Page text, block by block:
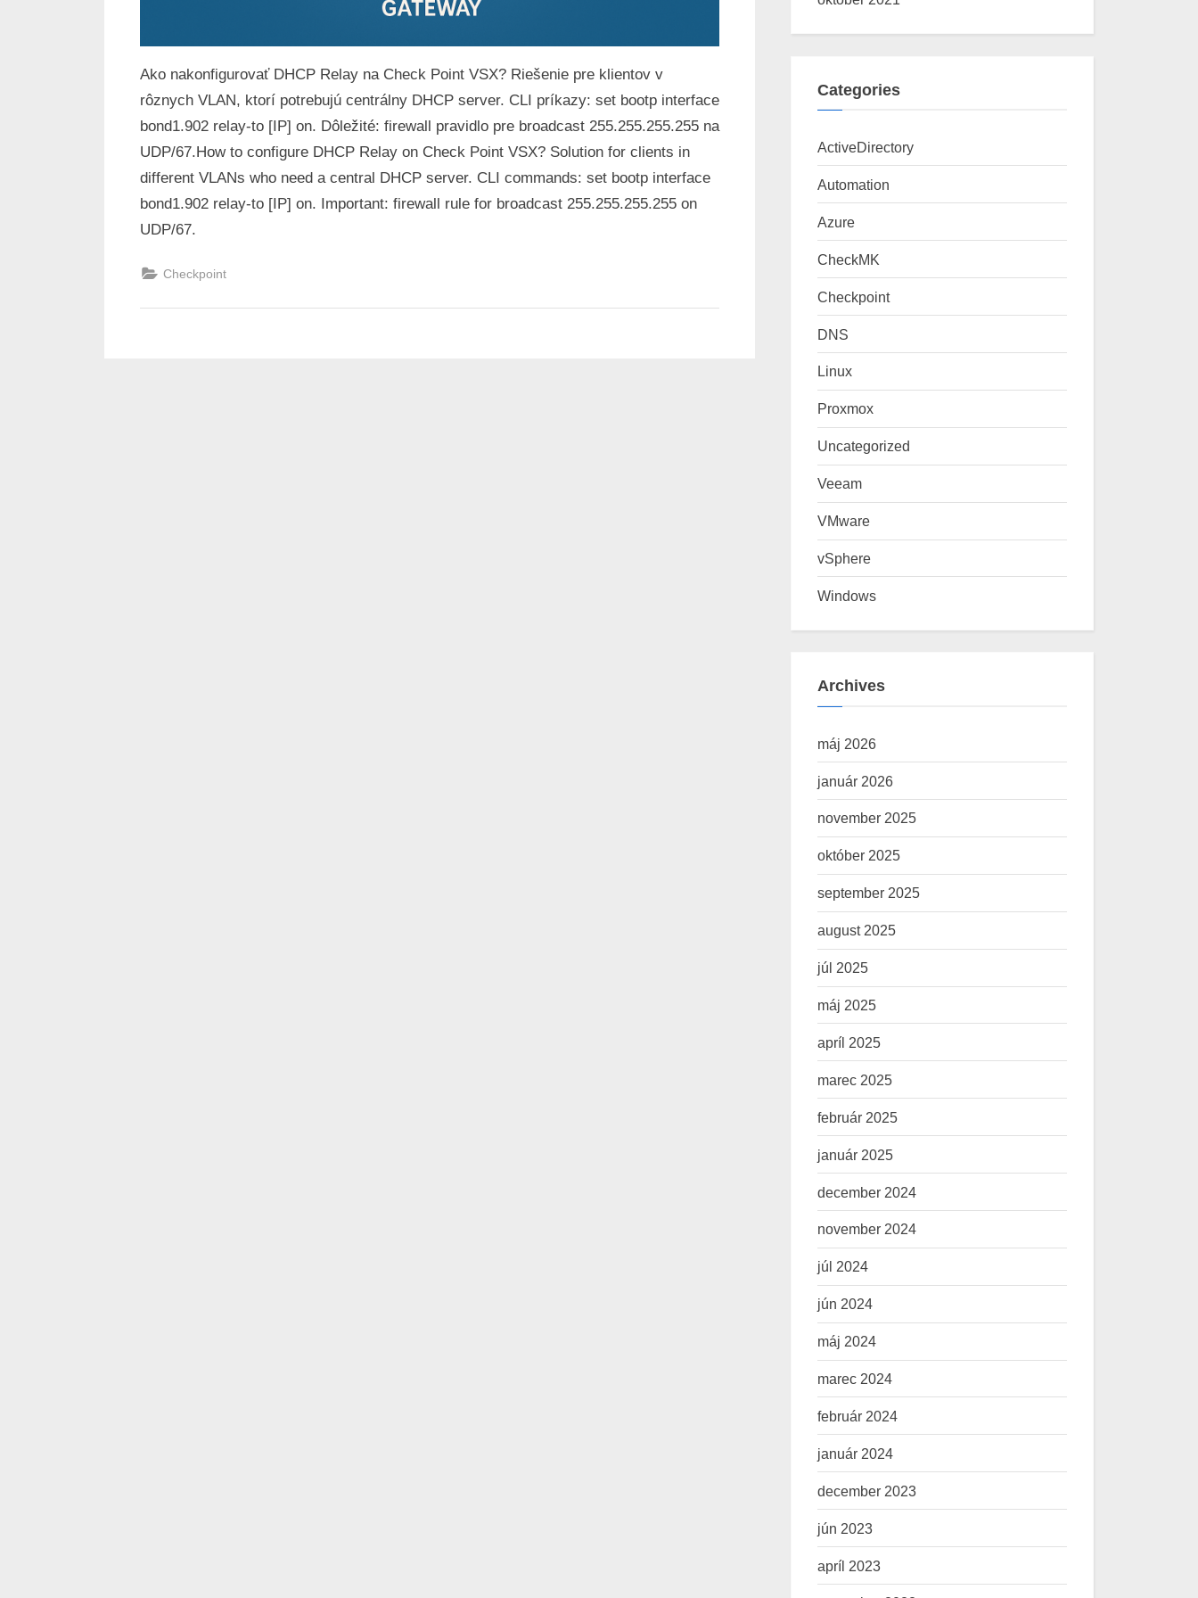
Ako nakonfigurovať DHCP Relay na Check Point VSX? Riešenie pre klientov v
rôznych VLAN, ktorí potrebujú centrálny DHCP server. CLI príkazy: set bootp interface
bond1.902 relay-to [IP] on. Dôležité: firewall pravidlo pre broadcast 255.255.255.255 na
UDP/67. How to configure DHCP Relay on Check Point VSX? Solution for clients in
different VLANs who need a central DHCP server. CLI commands: set bootp interface
bond1.902 relay-to [IP] on. Important: firewall rule for broadcast 255.255.255.255 on
UDP/67.
Checkpoint
Categories
ActiveDirectory
Automation
Azure
CheckMK
Checkpoint
DNS
Linux
Proxmox
Uncategorized
Veeam
VMware
vSphere
Windows
Archives
máj 2026
január 2026
november 2025
október 2025
september 2025
august 2025
júl 2025
máj 2025
apríl 2025
marec 2025
február 2025
január 2025
december 2024
november 2024
júl 2024
jún 2024
máj 2024
marec 2024
február 2024
január 2024
december 2023
jún 2023
apríl 2023